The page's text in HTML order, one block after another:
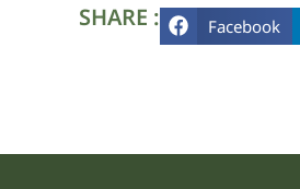
SHARE : Facebook